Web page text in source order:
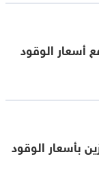
أسعار الوقود
بأسعار الوقود